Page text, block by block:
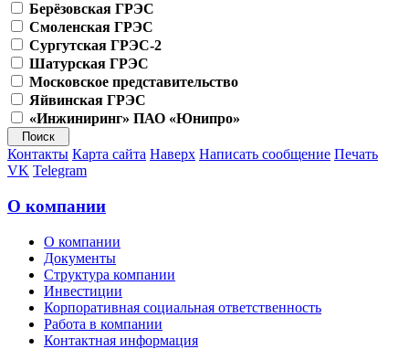
Берёзовская ГРЭС
Смоленская ГРЭС
Сургутская ГРЭС-2
Шатурская ГРЭС
Московское представительство
Яйвинская ГРЭС
«Инжиниринг» ПАО «Юнипро»
Контакты Карта сайта Наверх Написать сообщение Печать
VK Telegram
О компании
О компании
Документы
Структура компании
Инвестиции
Корпоративная социальная ответственность
Работа в компании
Контактная информация